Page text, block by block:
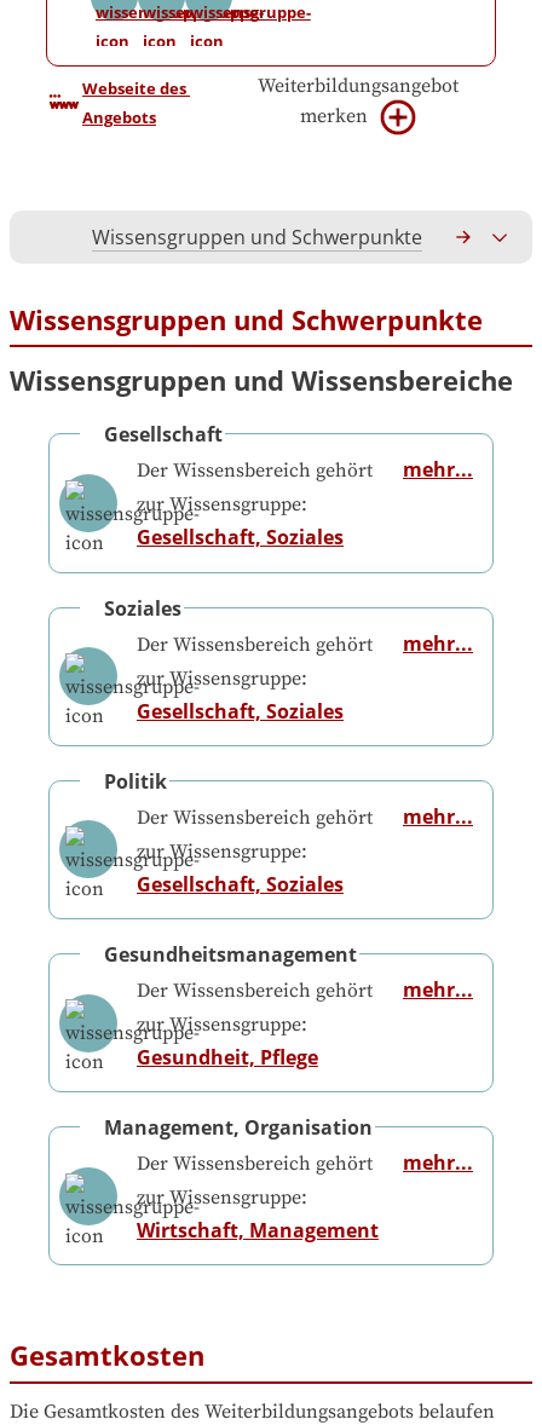
Webseite des
Angebots
Weiterbildungsangebot
merken
Wissensgruppen und Schwerpunkte
Wissensgruppen und Schwerpunkte
Wissensgruppen und Wissensbereiche
Gesellschaft
Der Wissensbereich gehört
zur Wissensgruppe:
Gesellschaft, Soziales
mehr...
Soziales
Der Wissensbereich gehört
zur Wissensgruppe:
Gesellschaft, Soziales
mehr...
Politik
Der Wissensbereich gehört
zur Wissensgruppe:
Gesellschaft, Soziales
mehr...
Gesundheitsmanagement
Der Wissensbereich gehört
zur Wissensgruppe:
Gesundheit, Pflege
mehr...
Management, Organisation
Der Wissensbereich gehört
zur Wissensgruppe:
Wirtschaft, Management
mehr...
Gesamtkosten
Die Gesamtkosten des Weiterbildungsangebots belaufen